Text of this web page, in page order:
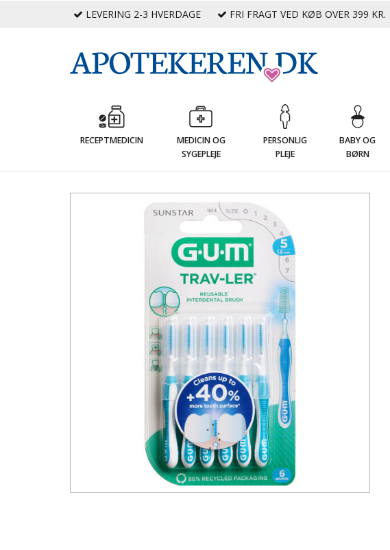
LEVERING 2-3 HVERDAGE FRI FRAGT VED KØB OVER 399 KR.
RECEPTMEDICIN
MEDICIN OG
SYGEPLEJE
PERSONLIG
PLEJE
BABY OG
BØRN